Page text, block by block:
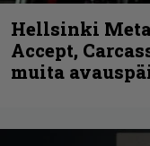
Hellsinki
Accept,
muita